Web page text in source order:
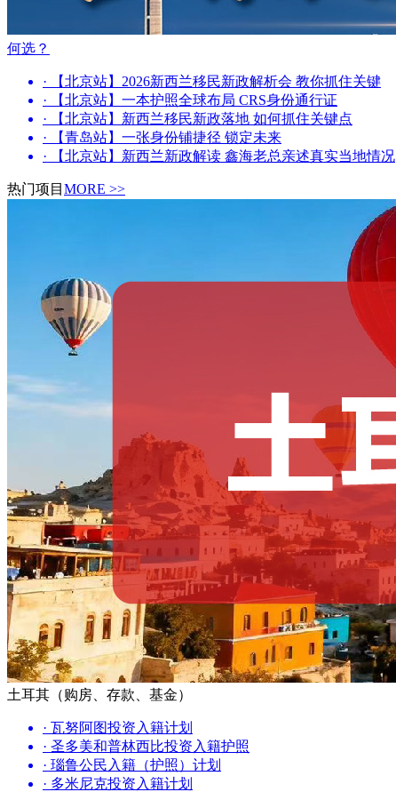
何选？
· 【北京站】2026新西兰移民新政解析会 教你抓住关键
· 【北京站】一本护照全球布局 CRS身份通行证
· 【北京站】新西兰移民新政落地 如何抓住关键点
· 【青岛站】一张身份铺捷径 锁定未来
· 【北京站】新西兰新政解读 鑫海老总亲述真实当地情况
热门项目 MORE >>
土耳其（购房、存款、基金）
· 瓦努阿图投资入籍计划
· 圣多美和普林西比投资入籍护照
· 瑙鲁公民入籍（护照）计划
· 多米尼克投资入籍计划